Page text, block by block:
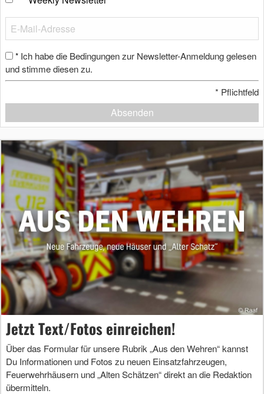
* Ich habe die Bedingungen zur Newsletter-Anmeldung gelesen
und stimme diesen zu.
* Pflichtfeld
Absenden
Jetzt Text/Fotos einreichen!
Über das Formular für unsere Rubrik „Aus den Wehren“ kannst
Du Informationen und Fotos zu neuen Einsatzfahrzeugen,
Feuerwehrhäusern und „Alten Schätzen“ direkt an die Redaktion
übermitteln.